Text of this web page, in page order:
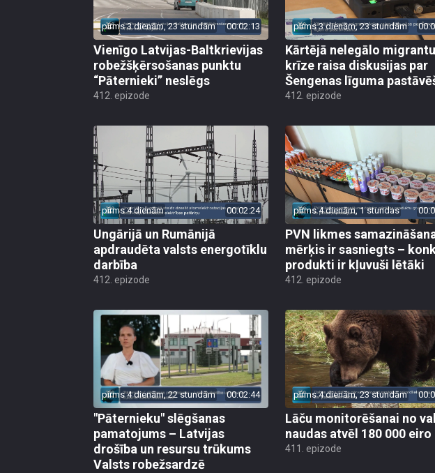
pirms 3 dienām, 23 stundām 00:02:13
Vienīgo Latvijas-Baltkrievijas
robežšķērsošanas punktu
“Pāternieki” neslēgs
412. epizode
pirms 3 dienām, 23 stundām
Kārtējā nelegālo migrantu
krīze raisa diskusijas par
Šengenas līguma
412. epizode
pirms 4 dienām 00:02:24
Ungārijā un Rumānijā
apdraudēta valsts energotīklu
darbība
412. epizode
pirms 4 dienām, 1 stundas
PVN likmes
mērķis ir sasniegts –
produkti ir kļuvuši lētāki
412. epizode
pirms 4 dienām, 22 stundām 00:02:44
"Pāternieku" slēgšanas
pamatojums – Latvijas
drošība un resursu trūkums
Valsts robežsardzē
pirms 4 dienām, 23 stundām
Lāču monitorēšanai no
naudas atvēl 180 000 eiro
411. epizode